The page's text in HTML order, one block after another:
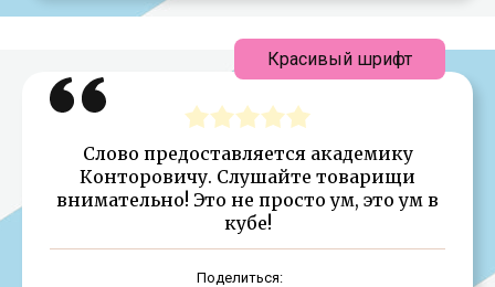
Слово предоставляется академику
Конторовичу. Слушайте товарищи
внимательно! Это не просто ум, это ум в
кубе!
Поделиться:
Красивый шрифт